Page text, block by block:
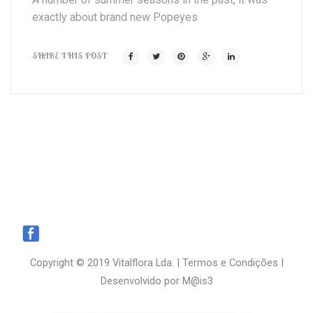
exactly about brand new Popeyes
SHARE THIS POST
Copyright © 2019 Vitalflora Lda. | Termos e Condições |
Desenvolvido por M@is3